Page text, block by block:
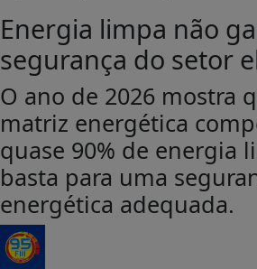
Energia limpa não
segurança do setor
O ano de 2026 mostra
matriz energética
quase 90% de energia
basta para uma
energética adequada.